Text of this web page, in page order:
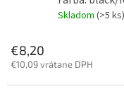
Skladom (>5 ks)
€8,20
€10,09 vrátane DPH